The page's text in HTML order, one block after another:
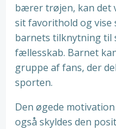
bærer trøjen, kan
sit favorithold og vise
barnets tilknytning til
fællesskab. Barnet
gruppe af fans, der
sporten.
Den øgede
også skyldes den